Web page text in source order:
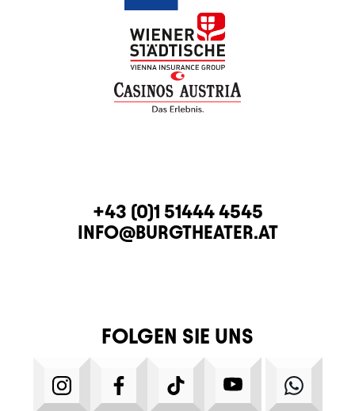
KONTAKTTELEFON
+43 (0)1 51444 4545
E-MAIL
INFO@BURGTHEATER.AT
FOLGEN SIE UNS
INSTAGRAMFACEBOOKTIKTOK YOUTUBE